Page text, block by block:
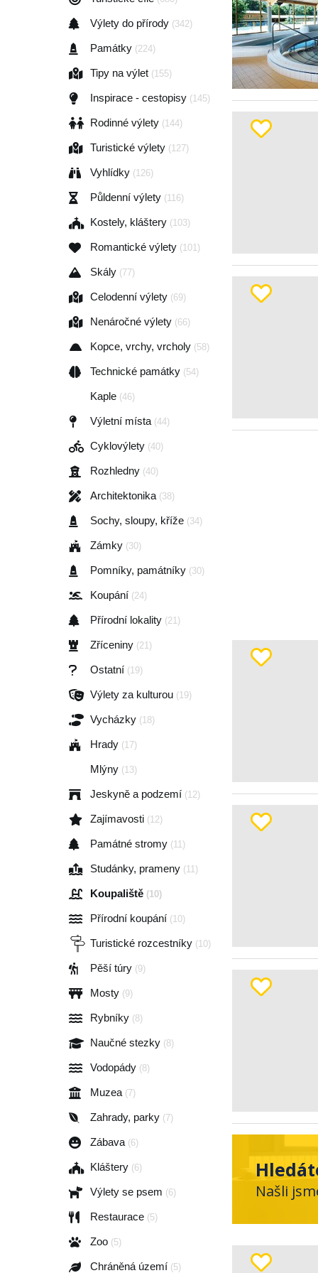
Výlety do přírody (342)
Památky (224)
Tipy na výlet (155)
Inspirace - cestopisy (145)
Rodinné výlety (144)
Turistické výlety (127)
Vyhlídky (126)
Půldenní výlety (116)
Kostely, kláštery (103)
Romantické výlety (101)
Skály (77)
Celodenní výlety (69)
Nenáročné výlety (66)
Kopce, vrchy, vrcholy (58)
Technické památky (54)
Kaple (46)
Výletní místa (44)
Cyklovýlety (40)
Rozhledny (40)
Architektonika (38)
Sochy, sloupy, kříže (34)
Zámky (30)
Pomníky, památníky (30)
Koupání (24)
Přírodní lokality (21)
Zříceniny (21)
Ostatní (19)
Výlety za kulturou (19)
Vycházky (18)
Hrady (17)
Mlýny (13)
Jeskyně a podzemí (12)
Zajímavosti (12)
Památné stromy (11)
Studánky, prameny (11)
Koupaliště (10)
Přírodní koupání (10)
Turistické rozcestníky (10)
Pěší túry (9)
Mosty (9)
Rybníky (8)
Naučné stezky (8)
Vodopády (8)
Muzea (7)
Zahrady, parky (7)
Zábava (6)
Kláštery (6)
Výlety se psem (6)
Restaurace (5)
Zoo (5)
Chráněná území (5)
Našli